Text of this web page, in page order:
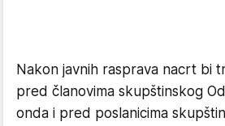
Nakon javnih rasprava nacrt bi
pred članovima skupštinskog
onda i pred poslanicima